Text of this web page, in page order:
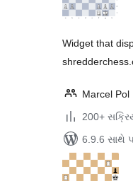
Widget that
Marcel Pol
200+
6.9.6 સાથે